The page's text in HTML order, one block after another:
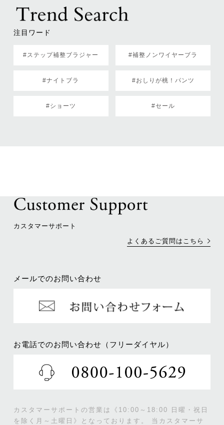
注目ワード
#ステップ補整ブラジャー #補整ノンワイヤーブラ
#ナイトブラ #おしりが桃！パンツ
#ショーツ #セール
カスタマーサポート
よくあるご質問はこちら
メールでのお問い合わせ
お電話でのお問い合わせ（フリーダイヤル）
カスタマーサポートの営業は《10:00～18:00 日曜・祝日
を除く月～土曜日》となっております。
当カスタマーサ